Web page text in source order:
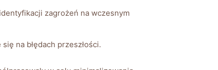
zagrożeń ⁣na ‌wczesnym⁤
na ‌błędach przeszłości.